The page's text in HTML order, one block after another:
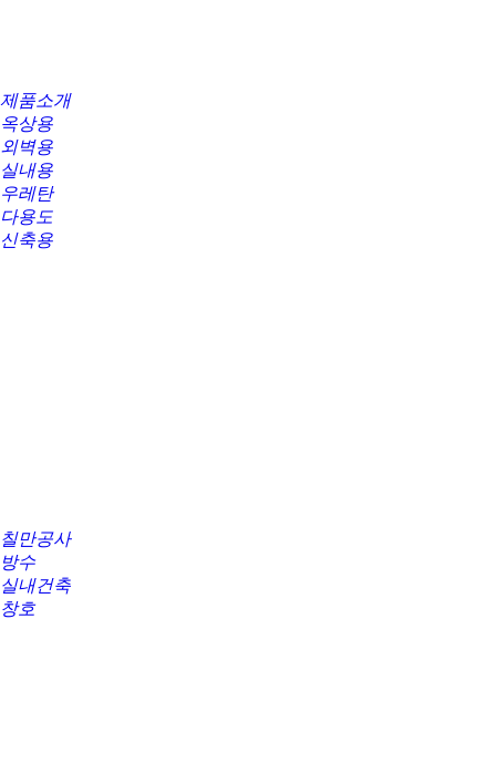
제품소개
옥상용
외벽용
실내용
우레탄
다용도
신축용
칠만공사
방수
실내건축
창호